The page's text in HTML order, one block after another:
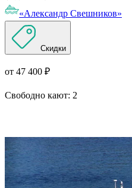
«Александр Свешников»
Скидки
от 47 400 ₽
Свободно кают: 2